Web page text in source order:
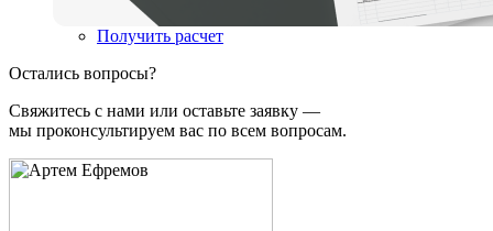
Получить расчет
Остались вопросы?
Свяжитесь с нами или оставьте заявку —
мы проконсультируем вас по всем вопросам.